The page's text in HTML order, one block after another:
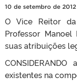
10 de setembro de 2012
O Vice Reitor da
Professor
suas atribuições
existentes na